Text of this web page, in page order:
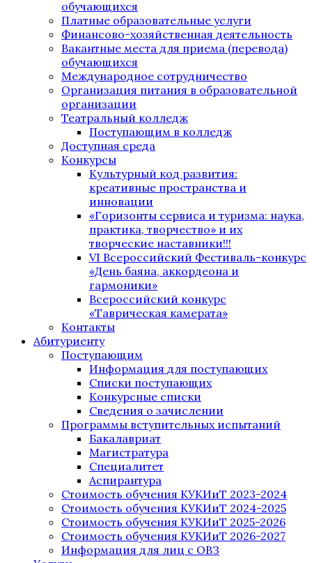
обучающихся
Платные образовательные услуги
Финансово-хозяйственная деятельность
Вакантные места для приема (перевода)
обучающихся
Международное сотрудничество
Организация питания в образовательной
организации
Театральный колледж
Поступающим в колледж
Доступная среда
Конкурсы
Культурный код развития:
креативные пространства и
инновации
«Горизонты сервиса и туризма: наука,
практика, творчество» и их
творческие наставники!!!
VI Всероссийский Фестиваль-конкурс
«День баяна, аккордеона и
гармоники»
Всероссийский конкурс
«Таврическая камерата»
Контакты
Абитуриенту
Поступающим
Информация для поступающих
Списки поступающих
Конкурсные списки
Сведения о зачислении
Программы вступительных испытаний
Бакалавриат
Магистратура
Специалитет
Аспирантура
Стоимость обучения КУКИиТ 2023-2024
Стоимость обучения КУКИиТ 2024-2025
Стоимость обучения КУКИиТ 2025-2026
Стоимость обучения КУКИиТ 2026-2027
Информация для лиц с ОВЗ